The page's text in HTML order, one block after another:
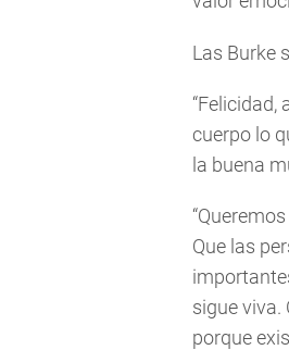
Las Burke
cuerpo lo
la buena
Que las
sigue
porque